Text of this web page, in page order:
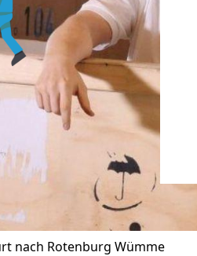
nach Rotenburg Wümme